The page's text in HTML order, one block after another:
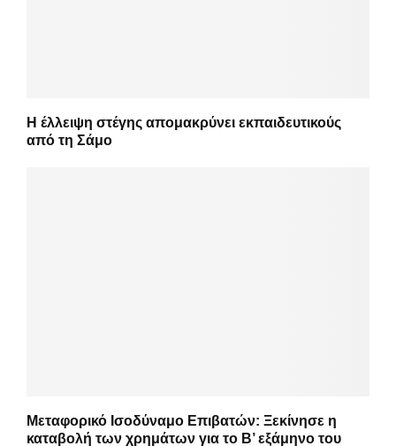
Η έλλειψη στέγης απομακρύνει εκπαιδευτικούς
από τη Σάμο
Μεταφορικό Ισοδύναμο Επιβατών: Ξεκίνησε η
καταβολή των χρημάτων για το Β’ εξάμηνο του